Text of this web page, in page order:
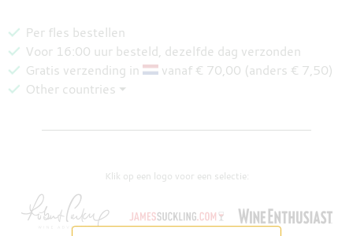
Per fles bestellen
Voor 16:00 uur besteld, dezelfde dag verzonden
Gratis verzending in
vanaf € 70,00 (anders € 7,50)
Other countries ⏷
Klik op een logo voor een selectie: